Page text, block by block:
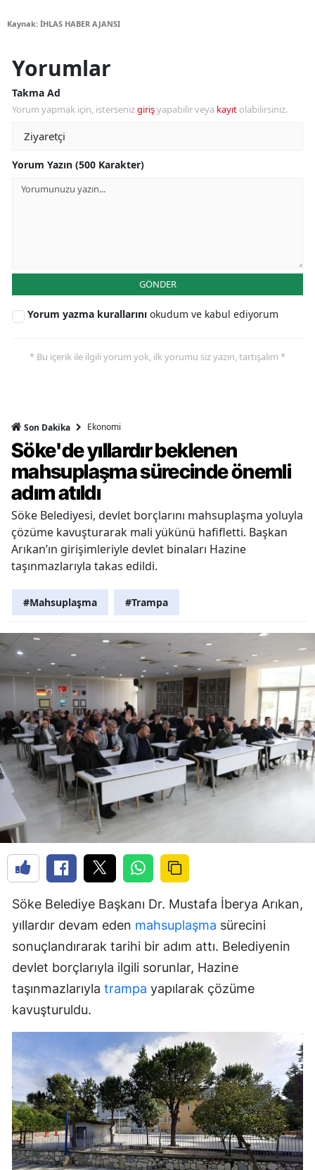
Kaynak: İHLAS HABER AJANSI
Yorumlar
Takma Ad
Yorum yapmak için, istersenizgirişyapabilir veya kayıt olabilirsiniz.
Yorum Yazın (500 Karakter)
GÖNDER
Yorum yazma kurallarını okudum ve kabul ediyorum
* Bu içerik ile ilgili yorum yok, ilk yorumu siz yazın, tartışalım *
Son Dakika Ekonomi
Söke'de yıllardır beklenen
mahsuplaşma sürecinde önemli
adım atıldı
Söke Belediyesi, devlet borçlarını mahsuplaşma yoluyla
çözüme kavuşturarak mali yükünü hafifletti. Başkan
Arıkan’ın girişimleriyle devlet binaları Hazine
taşınmazlarıyla takas edildi.
#Mahsuplaşma #Trampa
Söke Belediye Başkanı Dr. Mustafa İberya Arıkan,
yıllardır devam eden mahsuplaşma sürecini
sonuçlandırarak tarihi bir adım attı. Belediyenin
devlet borçlarıyla ilgili sorunlar, Hazine
taşınmazlarıyla trampa yapılarak çözüme
kavuşturuldu.